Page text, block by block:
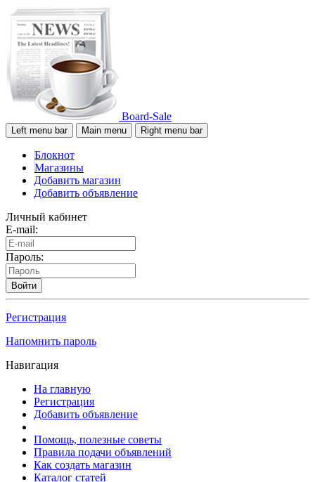
Board-Sale
Left menu bar Main menu Right menu bar
Блокнот
Магазины
Добавить магазин
Добавить объявление
Личный кабинет
E-mail:
Пароль:
Войти
Регистрация
Напомнить пароль
Навигация
На главную
Регистрация
Добавить объявление
Помощь, полезные советы
Правила подачи объявлений
Как создать магазин
Каталог статей